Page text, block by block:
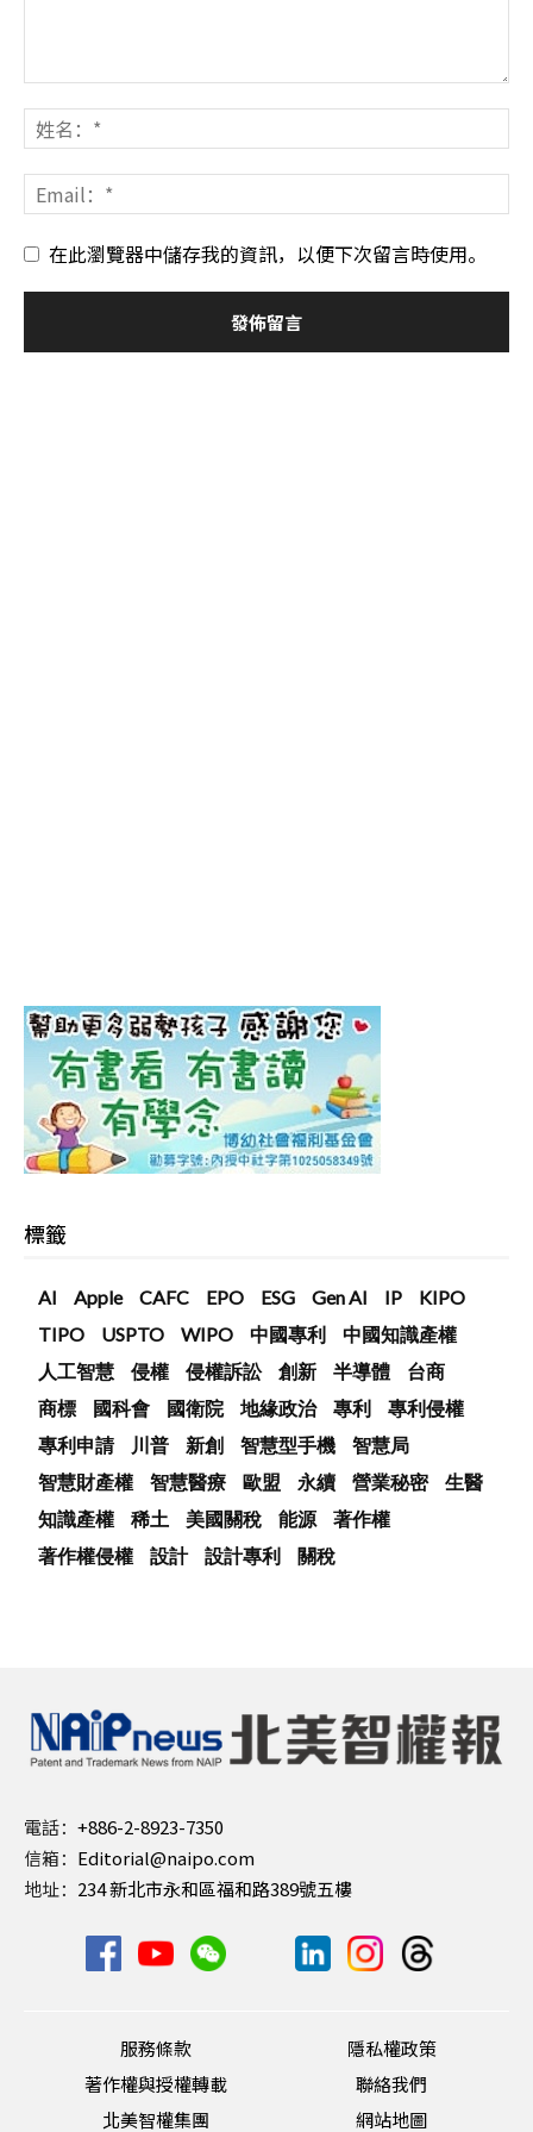
在此瀏覽器中儲存我的資訊，以便下次留言時使用。
標籤
AI Apple CAFC EPO ESG Gen AI IP
KIPO
TIPO
USPTO WIPO 中國專利
中國知識產權
人工智慧
侵權 侵權訴訟 創新 半導體
台商
商標
國科會 國衛院 地緣政治 專利
專利侵權
專利申請
川普 新創 智慧型手機
智慧局
智慧財產權
智慧醫療 歐盟 永續 營業秘密
生醫
知識產權
稀土 美國關稅 能源
著作權
著作權侵權
設計 設計專利 關稅
電話： +886-2-8923-7350
信箱： Editorial@naipo.com
地址： 234 新北市永和區福和路389號五樓
服務條款
隱私權政策
著作權與授權轉載
聯絡我們
北美智權集團
網站地圖